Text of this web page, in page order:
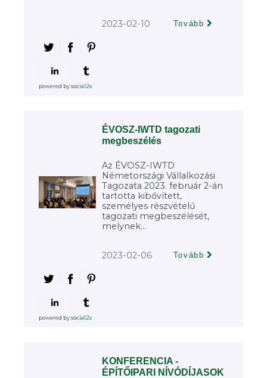
2023-02-10 Tovább
powered bysocial2s
ÉVOSZ-IWTD tagozati
megbeszélés
Az ÉVOSZ-IWTD
Németországi Vállalkozási
Tagozata 2023. február 2-án
tartotta kibővített,
személyes részvételű
tagozati megbeszélését,
melynek...
2023-02-06 Tovább
powered bysocial2s
KONFERENCIA -
ÉPÍTŐIPARI NÍVÓDÍJASOK